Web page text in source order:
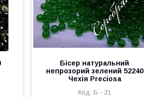
Бісер натуральний
непрозорий зелений 52240
Чехія Preciosa
Б - 21